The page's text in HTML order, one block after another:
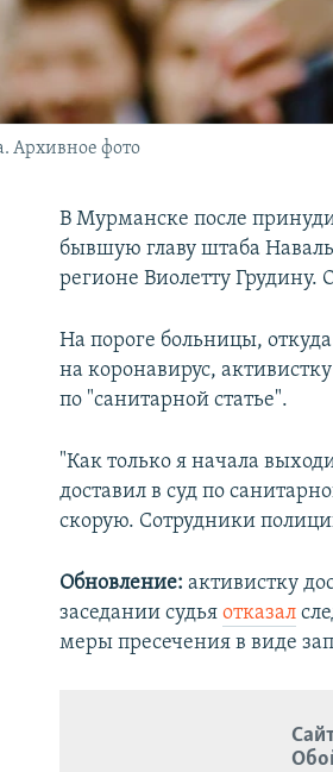
Архивное фото
В Мурманске после
бывшую главу штаба
регионе Виолетту Грудину.
На пороге больницы,
на коронавирус,
по "санитарной статье".
"Как только я начала
доставил в суд по
скорую. Сотрудники
Обновление: активистку
заседании судьяотказал
меры пресечения в виде